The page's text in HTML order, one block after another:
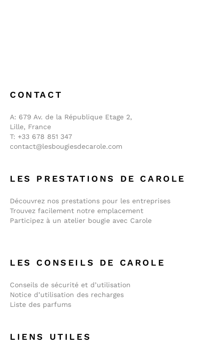
CONTACT
A: 679 Av. de la République Etage 2,
Lille, France
T: +33 678 851 347
contact@lesbougiesdecarole.com
LES PRESTATIONS DE CAROLE
Découvrez nos prestations pour les entreprises
Trouvez facilement notre emplacement
Participez à un atelier bougie avec Carole
LES CONSEILS DE CAROLE
Conseils de sécurité et d’utilisation
Notice d’utilisation des recharges
Liste des parfums
LIENS UTILES